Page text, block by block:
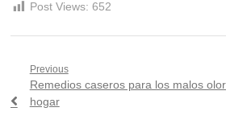
Post Views: 652
Navegación
de
Previous
Previous
post:
Remedios caseros para los malos
hogar